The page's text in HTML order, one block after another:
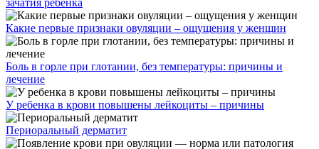
зачатия ребенка
Какие первые признаки овуляции – ощущения у женщин
Боль в горле при глотании, без температуры: причины и
лечение
У ребенка в крови повышены лейкоциты – причины
Периоральный дерматит